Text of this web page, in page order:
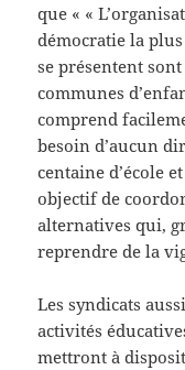
que « «
démocratie la
se présentent
communes
comprend
besoin d’aucun
centaine d’école
objectif de
alternatives qui,
reprendre de la
Les syndicats
activités
mettront à